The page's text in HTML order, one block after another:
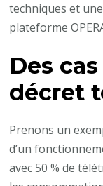
techniques et
plateforme
Des
décret
Prenons un
d’un
avec 50 % de